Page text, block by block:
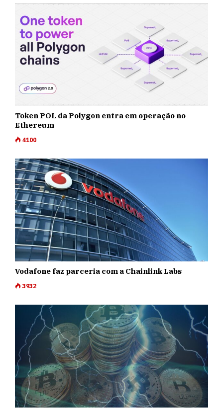
Token POL da Polygon entra em operação no
Ethereum
4100
Vodafone faz parceria com a Chainlink Labs
3932